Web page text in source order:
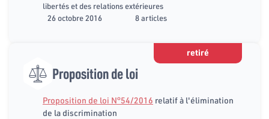
libertés et des relations extérieures
26 octobre 2016
8 articles
retiré
Proposition de loi
Proposition de loi N°54/2016 relatif à l'élimination
de la discrimination